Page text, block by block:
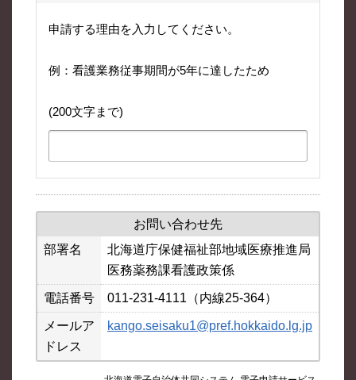
申請する理由を入力してください。
例：看護業務従事期間が5年に達したため
(200文字まで)
お問い合わせ先
部署名
北海道庁保健福祉部地域医療推進局
医務薬務課看護政策係
電話番号 011-231-4111（内線25-364）
メールア
ドレス
kango.seisaku1@pref.hokkaido.lg.jp